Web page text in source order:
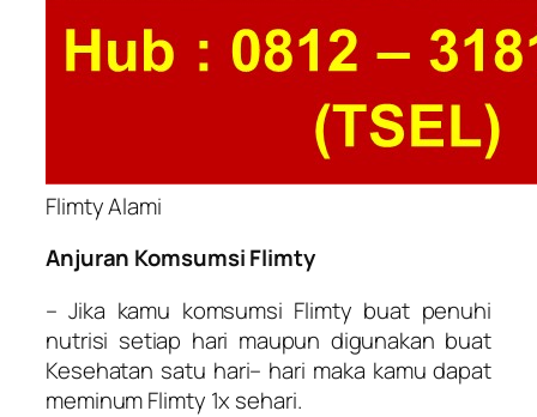
Flimty Alami
Anjuran Komsumsi Flimty
– Jika kamu komsumsi Flimty buat penuhi
nutrisi setiap hari maupun digunakan buat
Kesehatan satu hari– hari maka kamu dapat
meminum Flimty 1x sehari.